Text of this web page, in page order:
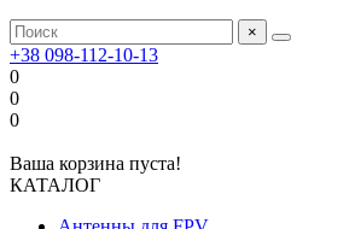
×
+38 098-112-10-13
0
0
0
Ваша корзина пуста!
КАТАЛОГ